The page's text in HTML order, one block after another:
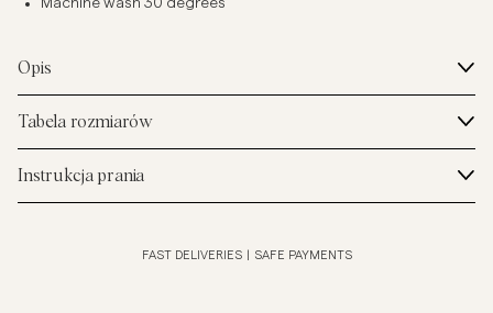
Machine wash 30 degrees
Opis
Tabela rozmiarów
Instrukcja prania
FAST DELIVERIES SAFE PAYMENTS